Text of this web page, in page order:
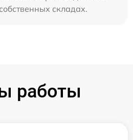
складах.
работы